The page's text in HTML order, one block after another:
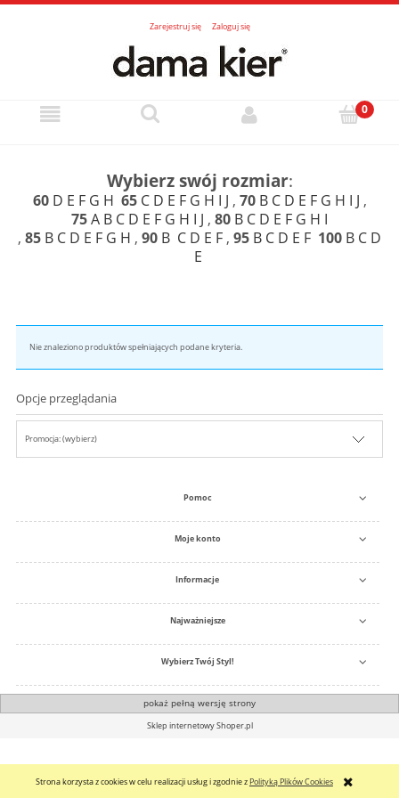
Strona korzysta z cookies w celu realizacji usług i zgodnie z Polityką Plików Cookies
Zarejestruj się Zaloguj się
Wybierz swój rozmiar:
60 D E F G H 65 C D E F G H I J , 70 B C D E F G H I J ,
75A B C D E F G H I J , 80 B C D E F G H I
, 85 B C D E F G H , 90 B C D E F , 95 B C D E F 100 B C D
E
Nie znaleziono produktów spełniających podane kryteria.
Opcje przeglądania
Promocja: (wybierz)
Pomoc
Moje konto
Informacje
Najważniejsze
Wybierz Twój Styl!
pokaż pełną wersję strony
Sklep internetowy Shoper.pl